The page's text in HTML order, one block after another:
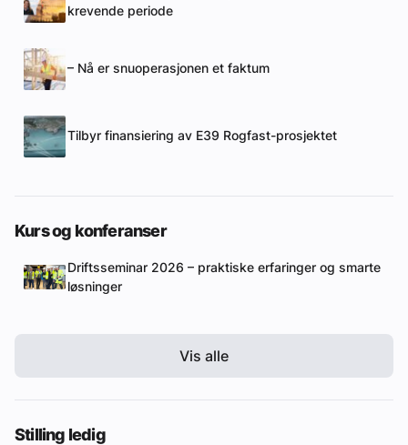
krevende periode
– Nå er snuoperasjonen et faktum
Tilbyr finansiering av E39 Rogfast-prosjektet
Kurs og konferanser
Driftsseminar 2026 – praktiske erfaringer og smarte
løsninger
Vis alle
Stilling ledig